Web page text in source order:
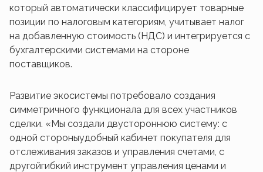
который автоматически классифицирует товарные
позиции по налоговым категориям, учитывает налог
на добавленную стоимость (НДС) и интегрируется с
бухгалтерскими системами на стороне
поставщиков.
Развитие экосистемы потребовало создания
симметричного функционала для всех участников
сделки. «Мы создали двустороннюю систему: с
одной стороныудобный кабинет покупателя для
отслеживания заказов и управления счетами, с
другойгибкий инструмент управления ценами и